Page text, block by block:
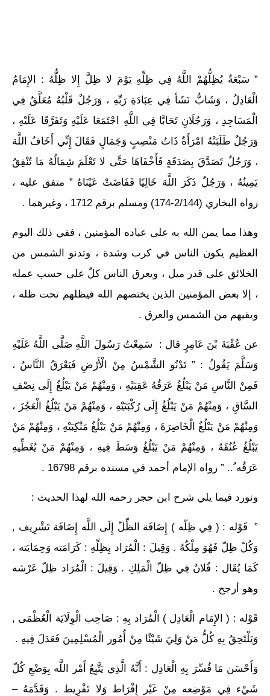
” سَبْعَةٌ يُظِلُّهُمْ اللَّهُ فِي ظِلِّهِ يَوْمَ لا ظِلَّ إِلا ظِلُّهُ : الإِمَامُ
الْعَادِلُ ، وَشَابٌّ نَشَأ فِي عِبَادَةِ رَبِّهِ ، وَرَجُلٌ قَلْبُهُ مُعَلَّقٌ فِي
الْمَسَاجِدِ ، وَرَجُلَانِ تَحَابَّا فِي اللَّهِ اجْتَمَعَا عَلَيْهِ وَتَفَرَّقَا عَلَيْهِ ،
وَرَجُلٌ طَلَبَتْهُ امْرَأَةٌ ذَاتُ مَنْصِبٍ وَجَمَالٍ فَقَالَ إِنِّي أَخَافُ اللَّهَ
، وَرَجُلٌ تَصَدَّقَ بِصَدَقَةٍ فَأَخْفَاهَا حَتَّى لا تَعْلَمَ شِمَالُهُ مَا تُنْفِقُ
يَمِينُهُ ، وَرَجُلٌ ذَكَرَ اللَّهَ خَالِيًا فَفَاضَتْ عَيْنَاهُ ” متفق عليه ،
رواه البخاري (2/144-174) ومسلم برقم 1712 ، وغيرهما .
وهذا مما يمن الله به على عباده المؤمنين ، ففي ذلك اليوم
العظيم يكون الناس في كرب وشدة ، وتدنو الشمس من
الخلائق على قدر ميل ، ويعرق الناس كلٌ على حسب عمله
، إلا بعض المؤمنين الذين يختصهم الله فيظلهم تحت ظله ،
ويقيهم من الشمس والعرق .
عن عُقْبَةَ بْنَ عَامِرٍ قال : سَمِعْتُ رَسُولَ اللَّهِ صَلَّى اللَّهُ عَلَيْهِ
وَسَلَّمَ يَقُولُ : ” تَدْنُو الشَّمْسُ مِنْ الْأَرْضِ فَيَعْرَقُ النَّاسُ ،
فَمِنْ النَّاسِ مَنْ يَبْلُغُ عَرَقُهُ عَقِبَيْهِ ، وَمِنْهُمْ مَنْ يَبْلُغُ إِلَى نِصْفِ
السَّاقِ ، وَمِنْهُمْ مَنْ يَبْلُغُ إِلَى رُكْبَتَيْهِ ، وَمِنْهُمْ مَنْ يَبْلُغُ الْعَجُزَ ،
وَمِنْهُمْ مَنْ يَبْلُغُ الْخَاصِرَةَ ، وَمِنْهُمْ مَنْ يَبْلُغُ مَنْكِبَيْهِ ، وَمِنْهُمْ مَنْ
يَبْلُغُ عُنُقَهُ ، وَمِنْهُمْ مَنْ يَبْلُغُ وَسَطَ فِيهِ ، وَمِنْهُمْ مَنْ يُغَطِّيهِ
عَرَقُه ُ.. ” رواه الإمام أحمد في مسنده برقم 16798 .
ونورد فيما يلي شرح ابن حجر رحمه الله لهذا الحديث :
” قَوْله : ( فِي ظِلّه ) إِضَافَة الظِّلّ إِلَى اللَّه إِضَافَة تَشْرِيف ,
وَكُلّ ظِلّ فَهُوَ مِلْكُهُ . وَقِيلَ : الْمُرَاد بِظِلِّهِ : كَرَامَته وَحِمَايَته ،
كَمَا يُقَال : فُلانٌ فِي ظِلّ الْمَلِكِ . وَقِيلَ : الْمُرَاد ظِلّ عَرْشه
وهو أرجح .
قَوْله : ( الإِمَام الْعَادِل ) الْمُرَاد بِهِ : صَاحِب الْوِلَايَة الْعُظْمَى ,
وَيَلْتَحِقُ بِهِ كُلُّ مَنْ وَلِيَ شَيْئًا مِنْ أُمُور الْمُسْلِمِينَ فَعَدَلَ فِيهِ .
وَأَحْسَن مَا فُسِّرَ بِهِ الْعَادِل : أَنَّهُ الَّذِي يَتَّبِعُ أَمْر اللَّه بِوَضْعِ كُلّ
شَيْء فِي مَوْضِعه مِنْ غَيْر إِفْرَاط وَلا تَفْرِيط . وَقَدَّمَهُ –